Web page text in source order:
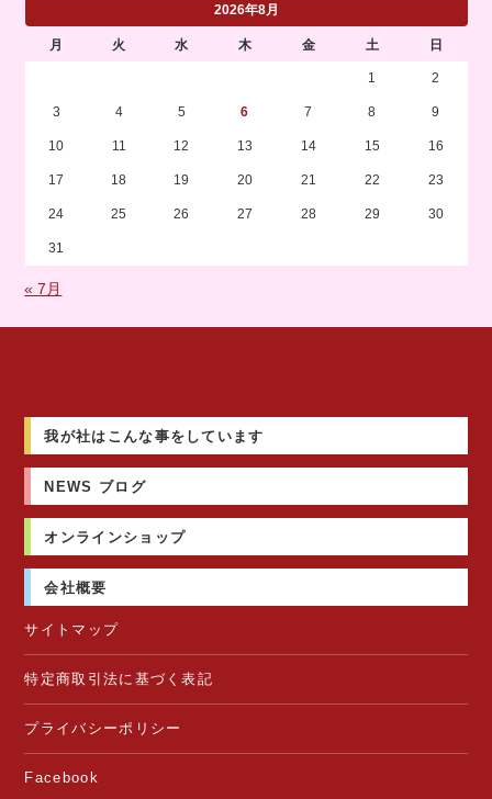
2026年8月
月 火 水 木 金 土 日
1 2
3 4 5 6 7 8 9
10 11 12 13 14 15 16
17 18 19 20 21 22 23
24 25 26 27 28 29 30
31
« 7月
我が社はこんな事をしています
NEWS ブログ
オンラインショップ
会社概要
サイトマップ
特定商取引法に基づく表記
プライバシーポリシー
Facebook